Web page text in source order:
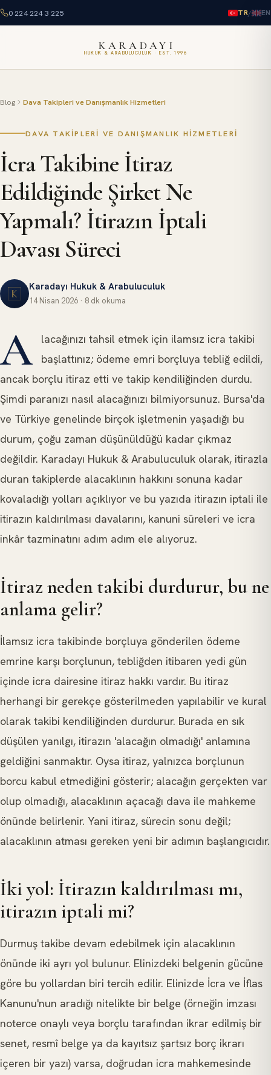
0 224 224 3 225 TR/ EN
KARADAYI
HUKUK & ARABULUCULUK · EST. 1996
Blog Dava Takipleri ve Danışmanlık Hizmetleri
DAVA TAKIPLERI VE DANIŞMANLIK HIZMETLERI
İcra Takibine İtiraz
Edildiğinde Şirket Ne
Yapmalı? İtirazın İptali
Davası Süreci
Karadayı Hukuk & Arabuluculuk
14 Nisan 2026 · 8 dk okuma
A
lacağınızı tahsil etmek için ilamsız icra takibi
başlattınız; ödeme emri borçluya tebliğ edildi,
ancak borçlu itiraz etti ve takip kendiliğinden durdu.
Şimdi paranızı nasıl alacağınızı bilmiyorsunuz. Bursa'da
ve Türkiye genelinde birçok işletmenin yaşadığı bu
durum, çoğu zaman düşünüldüğü kadar çıkmaz
değildir. Karadayı Hukuk & Arabuluculuk olarak, itirazla
duran takiplerde alacaklının hakkını sonuna kadar
kovaladığı yolları açıklıyor ve bu yazıda itirazın iptali ile
itirazın kaldırılması davalarını, kanuni süreleri ve icra
inkâr tazminatını adım adım ele alıyoruz.
İtiraz neden takibi durdurur, bu ne
anlama gelir?
İlamsız icra takibinde borçluya gönderilen ödeme
emrine karşı borçlunun, tebliğden itibaren yedi gün
içinde icra dairesine itiraz hakkı vardır. Bu itiraz
herhangi bir gerekçe gösterilmeden yapılabilir ve kural
olarak takibi kendiliğinden durdurur. Burada en sık
düşülen yanılgı, itirazın 'alacağın olmadığı' anlamına
geldiğini sanmaktır. Oysa itiraz, yalnızca borçlunun
borcu kabul etmediğini gösterir; alacağın gerçekten var
olup olmadığı, alacaklının açacağı dava ile mahkeme
önünde belirlenir. Yani itiraz, sürecin sonu değil;
alacaklının atması gereken yeni bir adımın başlangıcıdır.
İki yol: İtirazın kaldırılması mı,
itirazın iptali mi?
Durmuş takibe devam edebilmek için alacaklının
önünde iki ayrı yol bulunur. Elinizdeki belgenin gücüne
göre bu yollardan biri tercih edilir. Elinizde İcra ve İflas
Kanunu'nun aradığı nitelikte bir belge (örneğin imzası
noterce onaylı veya borçlu tarafından ikrar edilmiş bir
senet, resmî belge ya da kayıtsız şartsız borç ikrarı
içeren bir yazı) varsa, doğrudan icra mahkemesinde